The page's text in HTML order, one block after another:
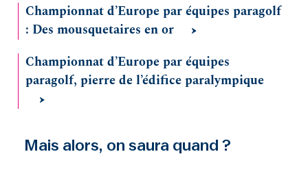
Championnat d’Europe par équipes paragolf
: Des mousquetaires en or
Championnat d’Europe par équipes
paragolf, pierre de l’édifice paralympique
Mais alors, on saura quand ?